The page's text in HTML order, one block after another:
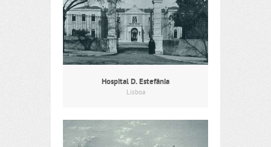
Hospital D. Estefânia
Lisboa